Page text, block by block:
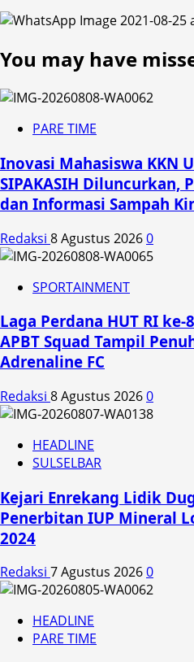
You may have
PARE TIME
Inovasi Mahasiswa KKN
SIPAKASIH Diluncurkan,
dan Informasi Sampah
Redaksi 8 Agustus 20260
SPORTAINMENT
Laga Perdana HUT RI
APBT Squad Tampil
Adrenaline FC
Redaksi 8 Agustus 20260
HEADLINE
SULSELBAR
Kejari Enrekang Lidik
Penerbitan IUP Mineral
2024
Redaksi 7 Agustus 20260
HEADLINE
PARE TIME